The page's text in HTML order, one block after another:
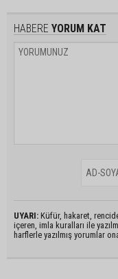
HABERE YORUM KAT
UYARI: Küfür, hakaret,
içeren, imla kuralları ile
harflerle yazılmış yorumlar